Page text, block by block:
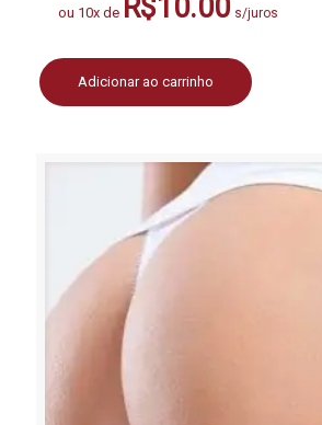
ou 10x de R$10.00 s/juros
Adicionar ao carrinho